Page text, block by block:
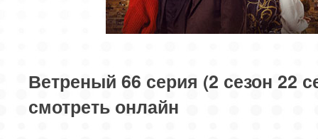
82 серия
83 серия
86 серия
87 серия
89 серия
90 серия
91 серия
93 серия
94 серия
Ветреный 66 серия (2 сезон 22
смотреть онлайн